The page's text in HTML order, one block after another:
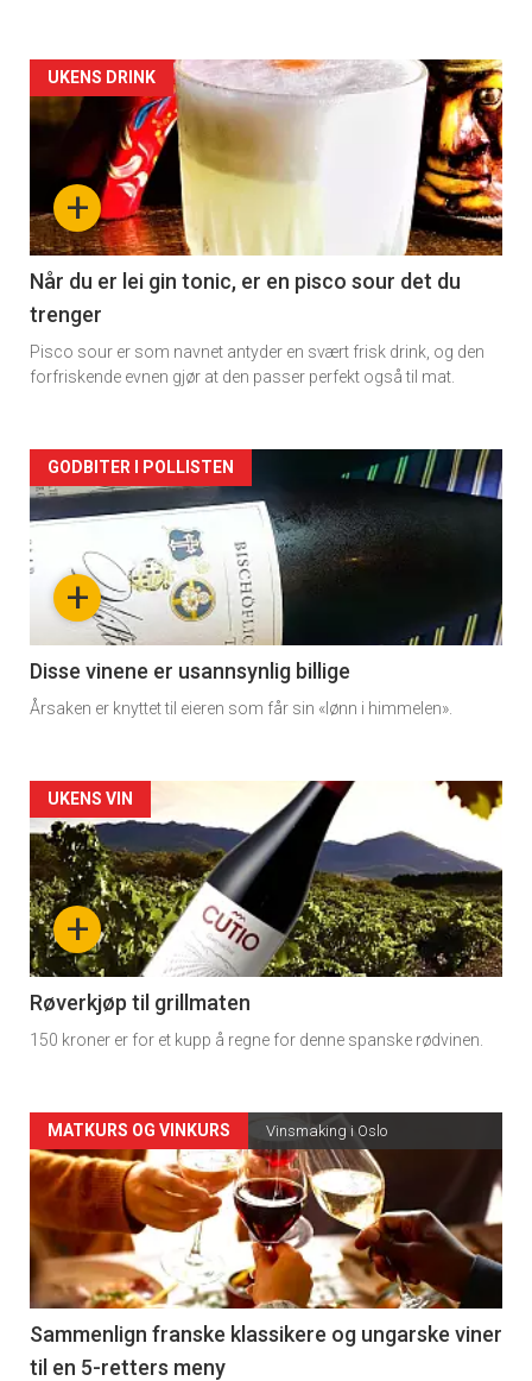
Forsiden
akkurat
nå
-
2
+
UKENS DRINK
Når du er lei gin tonic, er en pisco sour det du
trenger
Pisco sour er som navnet antyder en svært frisk drink, og den
forfriskende evnen gjør at den passer perfekt også til mat.
Forsiden
akkurat
nå
3
+
GODBITER I POLLISTEN
Disse vinene er usannsynlig billige
Årsaken er knyttet til eieren som får sin «lønn i himmelen».
Forsiden
akkurat
nå
-
4
+
UKENS VIN
Røverkjøp til grillmaten
150 kroner er for et kupp å regne for denne spanske rødvinen.
Forsiden
akkurat
nå
-
5
MATKURS OG VINKURS Vinsmaking i Oslo
Sammenlign franske klassikere og ungarske viner
til en 5-retters meny